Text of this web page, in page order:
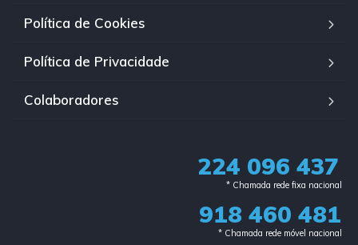
Política de Cookies
Política de Privacidade
Colaboradores
224 096 437
* Chamada rede fixa nacional​
918 460 481
* Chamada rede móvel nacional